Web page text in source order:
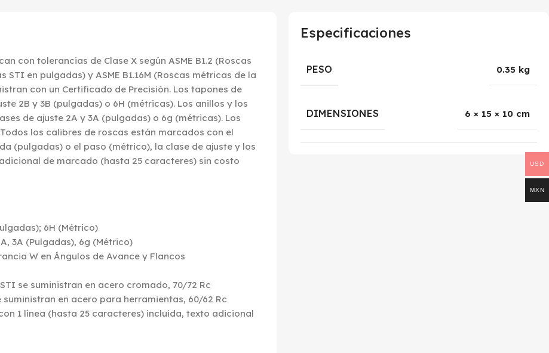
con tolerancias de Clase X según ASME B1.2 (Roscas
STI en pulgadas) y ASME B1.16M (Roscas métricas de la
con un Certificado de Precisión. Los tapones de
2B y 3B (pulgadas) o 6H (métricas). Los anillos y los
de ajuste 2A y 3A (pulgadas) o 6g (métricas). Los
los calibres de roscas están marcados con el
(pulgadas) o el paso (métrico), la clase de ajuste y los
de marcado (hasta 25 caracteres) sin costo
6H (Métrico)
3A (Pulgadas), 6g (Métrico)
W en Ángulos de Avance y Flancos
se suministran en acero cromado, 70/72 Rc
en acero para herramientas, 60/62 Rc
1 línea (hasta 25 caracteres) incluida, texto adicional
Especificaciones
PESO 0.35 kg
DIMENSIONES 6 × 15 × 10 cm
USD
MXN